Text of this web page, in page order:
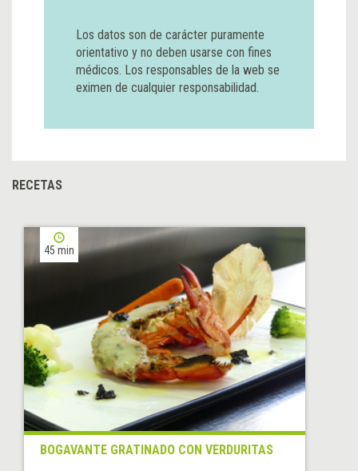
Los datos son de carácter puramente
orientativo y no deben usarse con fines
médicos. Los responsables de la web se
eximen de cualquier responsabilidad.
RECETAS
45 min
BOGAVANTE GRATINADO CON VERDURITAS